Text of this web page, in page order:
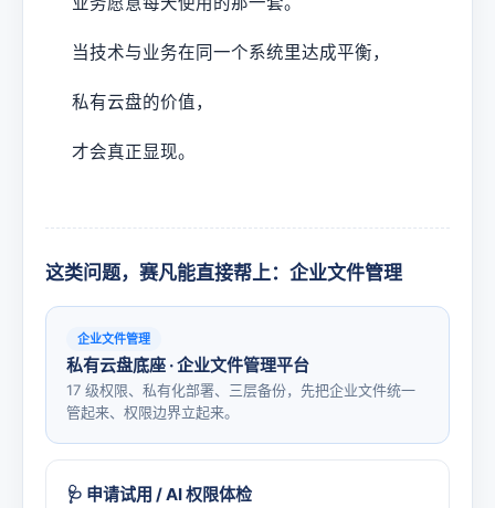
当技术与业务在同一个系统里达成平衡，
私有云盘的价值，
才会真正显现。
这类问题，赛凡能直接帮上：企业文件管理
企业文件管理
私有云盘底座 · 企业文件管理平台
17 级权限、私有化部署、三层备份，先把企业文件统一
管起来、权限边界立起来。
🩺 申请试用 / AI 权限体检